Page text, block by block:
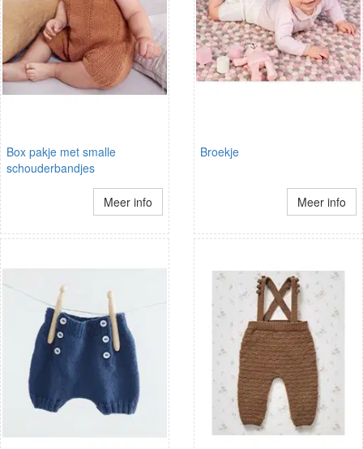
Box pakje met smalle
schouderbandjes
Meer info
Broekje
Meer info